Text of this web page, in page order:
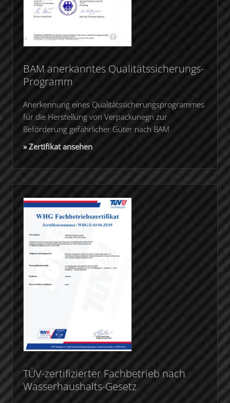
BAM anerkanntes Qualitätssicherungs-
Programm
Anerkennung eines Qualitätssicherungsprogrammes
für die Herstellung von Verpackunegn zur
Beförderung gefährlicher Güter nach BAM
» Zertifikat ansehen
TÜV-zertifizierter Fachbetrieb nach
Wasserhaushalts-Gesetz